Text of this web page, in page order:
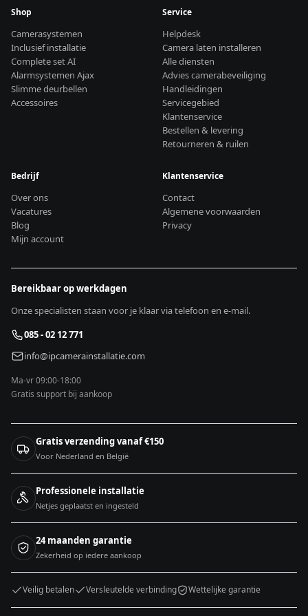
Shop
Camerasystemen
Inclusief installatie
Complete set AI
Alarmsystemen Ajax
Slimme deurbellen
Accessoires
Service
Helpdesk
Camera laten installeren
Alle diensten
Advies camerabeveiliging
Handleidingen
Servicegebied
Klantenservice
Bestellen & levering
Retourneren & ruilen
Bedrijf
Over ons
Vacatures
Blog
Mijn account
Klantenservice
Contact
Algemene voorwaarden
Privacy
Bereikbaar op werkdagen
Onze specialisten staan voor je klaar via telefoon en e-mail.
085 - 02 12 771
info@ipcamerainstallatie.com
Ma-vr 09:00-18:00
Gratis support bij aankoop
Gratis verzending vanaf €150
Voor Nederland en België
Professionele installatie
Netjes geplaatst en ingesteld
24 maanden garantie
Zekerheid op iedere aankoop
Veilig betalen Versleutelde verbinding Wettelijke garantie